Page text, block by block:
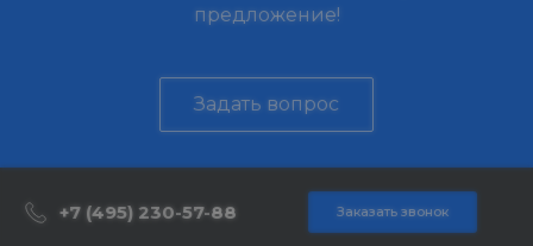
предложение!
Задать вопрос
+7 (495) 230-57-88 Заказать звонок